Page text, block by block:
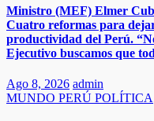
Ministro (MEF) Elmer
Cuatro reformas para
productividad del Perú.
Ejecutivo buscamos que
Ago 8, 2026 admin
MUNDO PERÚ POLÍTICA